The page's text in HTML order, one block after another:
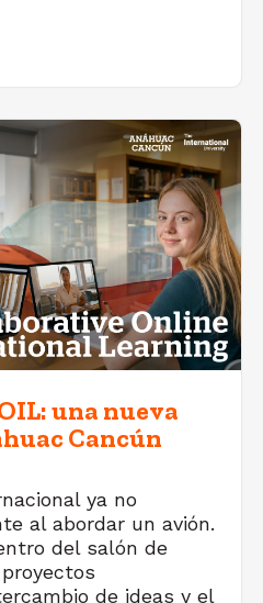
una nueva
Cancún
ya no
al abordar un avión.
del salón de
de ideas y el